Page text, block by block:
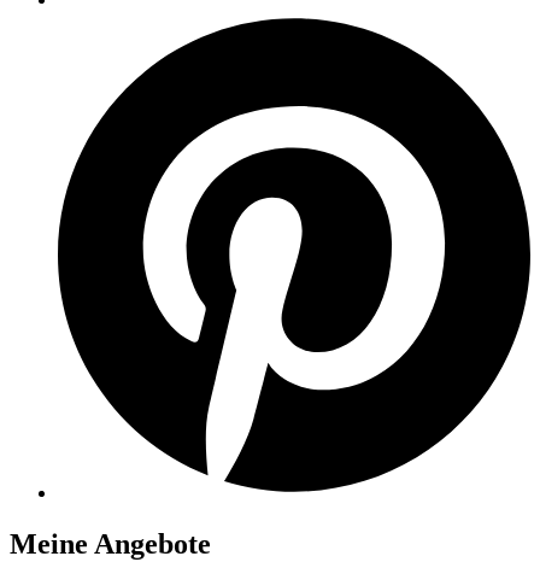
Meine Angebote